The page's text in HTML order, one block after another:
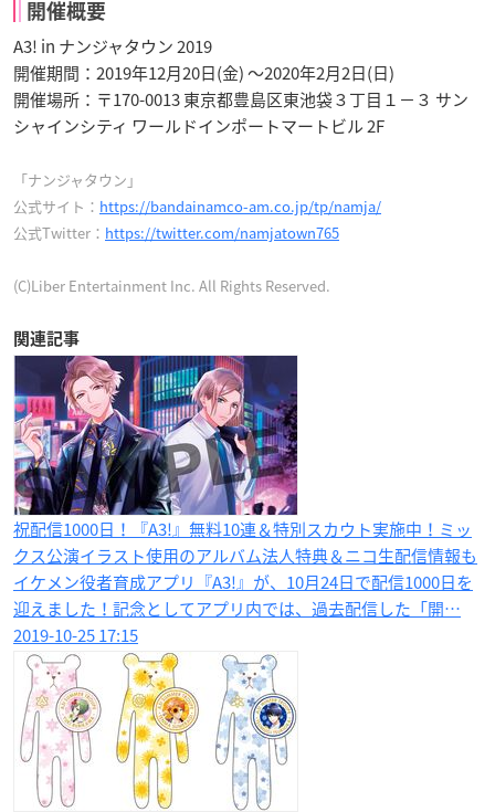
開催概要
A3! in ナンジャタウン 2019
開催期間：2019年12月20日(金) ～2020年2月2日(日)
開催場所：〒170-0013 東京都豊島区東池袋３丁目１−３ サン
シャインシティ ワールドインポートマートビル 2F
「ナンジャタウン」
公式サイト： https://bandainamco-am.co.jp/tp/namja/
公式Twitter： https://twitter.com/namjatown765
(C)Liber Entertainment Inc. All Rights Reserved.
関連記事
祝配信1000日！『A3!』無料10連＆特別スカウト実施中！ミッ
クス公演イラスト使用のアルバム法人特典＆ニコ生配信情報も
イケメン役者育成アプリ『A3!』が、10月24日で配信1000日を
迎えました！記念としてアプリ内では、過去配信した「開…
2019-10-25 17:15